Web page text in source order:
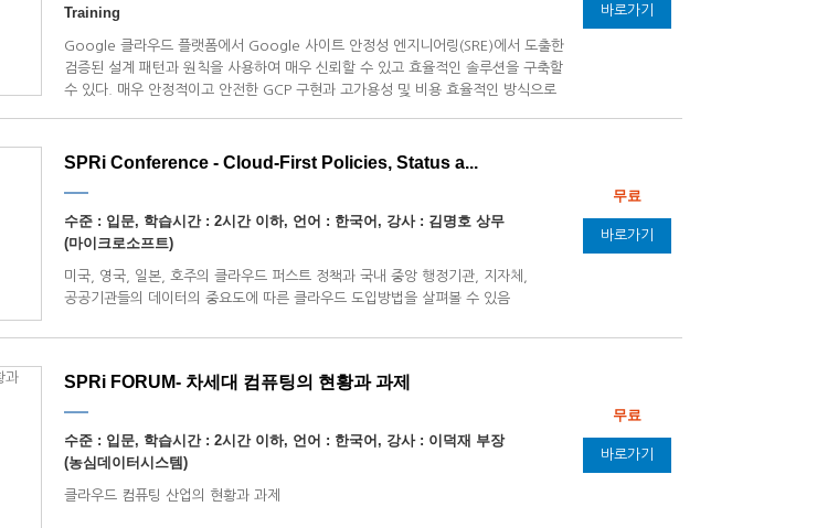
Training
Google 클라우드 플랫폼에서 Google 사이트 안정성 엔지니어링(SRE)에서 도출한
검증된 설계 패턴과 원칙을 사용하여 매우 신뢰할 수 있고 효율적인 솔루션을 구축할
수 있다. 매우 안정적이고 안전한 GCP 구현과 고가용성 및 비용 효율적인 방식으로
바로가기
SPRi Conference - Cloud-First Policies, Status a...
수준 : 입문, 학습시간 : 2시간 이하, 언어 : 한국어, 강사 : 김명호 상무
(마이크로소프트)
미국, 영국, 일본, 호주의 클라우드 퍼스트 정책과 국내 중앙 행정기관, 지자체,
공공기관들의 데이터의 중요도에 따른 클라우드 도입방법을 살펴볼 수 있음
무료
바로가기
SPRi FORUM- 차세대 컴퓨팅의 현황과 과제
수준 : 입문, 학습시간 : 2시간 이하, 언어 : 한국어, 강사 : 이덕재 부장
(농심데이터시스템)
클라우드 컴퓨팅 산업의 현황과 과제
무료
바로가기